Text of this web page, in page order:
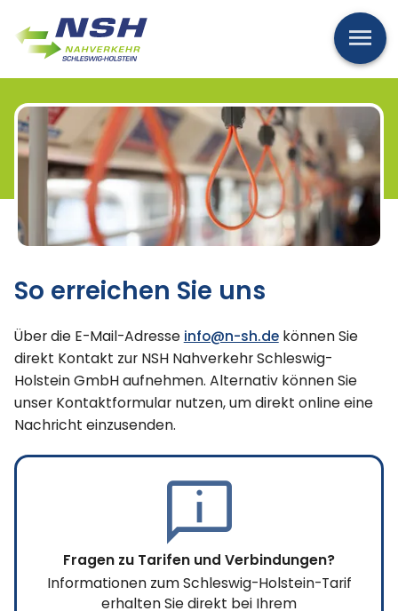
So erreichen Sie uns
Über die E-Mail-Adresse info@n-sh.dekönnen Sie
direkt Kontakt zur NSH Nahverkehr Schleswig-
Holstein GmbH aufnehmen. Alternativ können Sie
unser Kontaktformular nutzen, um direkt online eine
Nachricht einzusenden.
Fragen zu Tarifen und Verbindungen?
Informationen zum Schleswig-Holstein-Tarif
erhalten Sie direkt bei Ihrem